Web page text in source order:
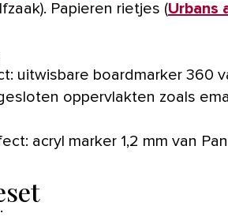
Papieren rietjes (Urbans
uitwisbare boardmarker 360
oppervlakten zoals
acryl marker 1,2 mm van